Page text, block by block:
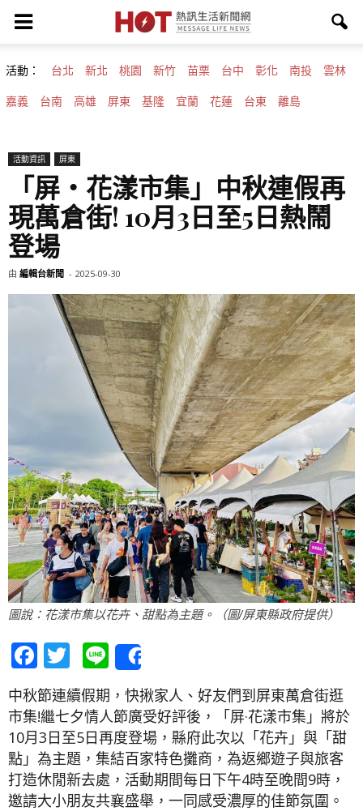
活動： 台北 新北 桃園 新竹 苗栗 台中 彰化 南投 雲林
嘉義 台南 高雄 屏東 基隆 宜蘭 花蓮 台東 離島
活動資訊 屏東
「屏‧花漾市集」中秋連假再
現萬倉街! 10月3日至5日熱鬧
登場
由 編輯台新聞 - 2025-09-30
圖說：花漾市集以花卉、甜點為主題。（圖/屏東縣政府提供）
Facebook
Twitter
Line
中秋節連續假期，快揪家人、好友們到屏東萬倉街逛
市集!繼七夕情人節廣受好評後，「屏·花漾市集」將於
10月3日至5日再度登場，縣府此次以「花卉」與「甜
點」為主題，集結百家特色攤商，為返鄉遊子與旅客
打造休閒新去處，活動期間每日下午4時至晚間9時，
邀請大小朋友共襄盛舉，一同感受濃厚的佳節氛圍。